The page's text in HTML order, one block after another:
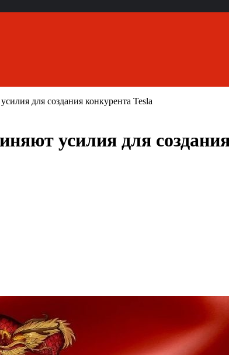
для создания конкурента Tesla
усилия для